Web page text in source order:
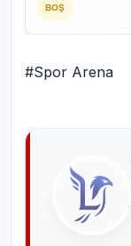
BOŞ
#Spor Arena